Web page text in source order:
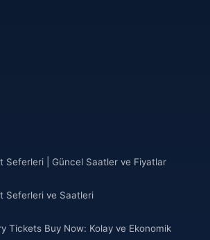
Seferleri | Güncel Saatler ve Fiyatlar
Seferleri ve Saatleri
Tickets Buy Now: Kolay ve Ekonomik